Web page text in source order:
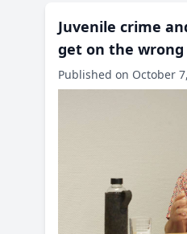
Juvenile crime
get on the
Published on October